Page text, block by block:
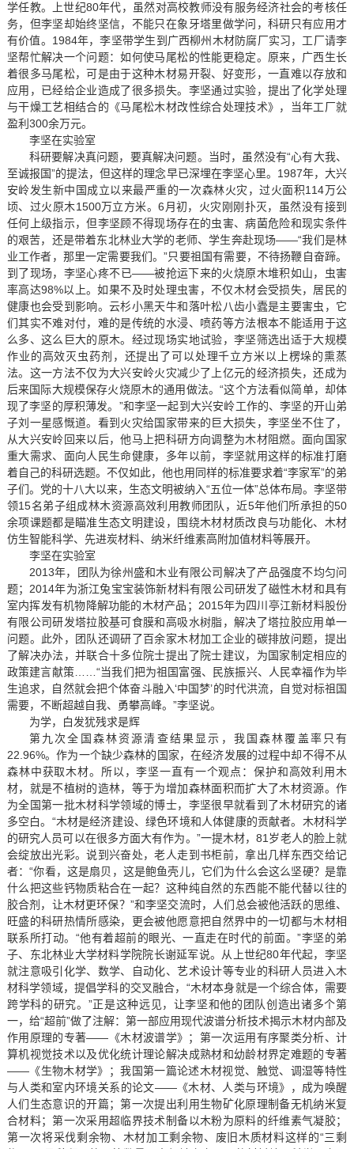
学任教。上世纪80年代，虽然对高校教师没有服务经济社会的考核任
务，但李坚却始终坚信，不能只在象牙塔里做学问，科研只有应用才
有价值。1984年，李坚带学生到广西柳州木材防腐厂实习，工厂请李
坚帮忙解决一个问题：如何使马尾松的性能更稳定。原来，广西生长
着很多马尾松，可是由于这种木材易开裂、好变形，一直难以存放和
应用，已经给企业造成了很多损失。李坚通过实验，提出了化学处理
与干燥工艺相结合的《马尾松木材改性综合处理技术》，当年工厂就
盈利300余万元。
李坚在实验室
科研要解决真问题，要真解决问题。当时，虽然没有“心有大我、
至诚报国”的提法，但这样的理念早已深埋在李坚心里。1987年，大兴
安岭发生新中国成立以来最严重的一次森林火灾，过火面积114万公
顷、过火原木1500万立方米。6月初，火灾刚刚扑灭，虽然没有接到
任何上级指示，但李坚顾不得现场存在的虫害、病菌危险和现实条件
的艰苦，还是带着东北林业大学的老师、学生奔赴现场——“我们是林
业工作者，那里一定需要我们。”只要祖国有需要，不待扬鞭自奋蹄。
到了现场，李坚心疼不已——被抢运下来的火烧原木堆积如山，虫害
率高达98%以上。如果不及时处理虫害，不仅木材会受损失，居民的
健康也会受到影响。云杉小黑天牛和落叶松八齿小蠹是主要害虫，它
们其实不难对付，难的是传统的水浸、喷药等方法根本不能适用于这
么多、这么巨大的原木。经过现场实地试验，李坚筛选出适于大规模
作业的高效灭虫药剂，还提出了可以处理千立方米以上楞垛的熏蒸
法。这一方法不仅为大兴安岭火灾减少了上亿元的经济损失，还成为
后来国际大规模保存火烧原木的通用做法。“这个方法看似简单，却体
现了李坚的厚积薄发。”和李坚一起到大兴安岭工作的、李坚的开山弟
子刘一星感慨道。看到火灾给国家带来的巨大损失，李坚坐不住了，
从大兴安岭回来以后，他马上把科研方向调整为木材阻燃。面向国家
重大需求、面向人民生命健康，多年以前，李坚就用这样的标准打磨
着自己的科研选题。不仅如此，他也用同样的标准要求着“李家军”的弟
子们。党的十八大以来，生态文明被纳入“五位一体”总体布局。李坚带
领15名弟子组成林木资源高效利用教师团队，近5年他们所承担的50
余项课题都是瞄准生态文明建设，围绕木材材质改良与功能化、木材
仿生智能科学、先进炭材料、纳米纤维素高附加值材料等展开。
李坚在实验室
2013年，团队为徐州盛和木业有限公司解决了产品强度不均匀问
题；2014年为浙江兔宝宝装饰新材料有限公司研发了磁性木材和具有
室内挥发有机物降解功能的木材产品；2015年为四川亭江新材料股份
有限公司研发塔拉胶基可食膜和高吸水树脂，解决了塔拉胶应用单一
问题。此外，团队还调研了百余家木材加工企业的碳排放问题，提出
了解决办法，并联合十多位院士提出了院士建议，为国家制定相应的
政策建言献策……“当我们把为祖国富强、民族振兴、人民幸福作为毕
生追求，自然就会把个体奋斗融入‘中国梦’的时代洪流，自觉对标祖国
需要，不断超越自我、勇攀高峰。”李坚说。
为学，白发犹残求是辉
第九次全国森林资源清查结果显示，我国森林覆盖率只有
22.96%。作为一个缺少森林的国家，在经济发展的过程中却不得不从
森林中获取木材。所以，李坚一直有一个观点：保护和高效利用木
材，就是不植树的造林，等于为增加森林面积而扩大了木材资源。作
为全国第一批木材科学领域的博士，李坚很早就看到了木材研究的诸
多空白。“木材是经济建设、绿色环境和人体健康的贡献者。木材科学
的研究人员可以在很多方面大有作为。”一提木材，81岁老人的脸上就
会绽放出光彩。说到兴奋处，老人走到书柜前，拿出几样东西交给记
者：“你看，这是扇贝，这是鲍鱼壳儿，它们为什么会这么坚硬？是靠
什么把这些钙物质粘合在一起？这种纯自然的东西能不能代替以往的
胶合剂，让木材更环保？”和李坚交流时，人们总会被他活跃的思维、
旺盛的科研热情所感染，更会被他愿意把自然界中的一切都与木材相
联系所打动。“他有着超前的眼光、一直走在时代的前面。”李坚的弟
子、东北林业大学材料学院院长谢延军说。从上世纪80年代起，李坚
就注意吸引化学、数学、自动化、艺术设计等专业的科研人员进入木
材科学领域，提倡学科的交叉融合，“木材本身就是一个综合体，需要
跨学科的研究。”正是这种远见，让李坚和他的团队创造出诸多个第
一，给“超前”做了注解：第一部应用现代波谱分析技术揭示木材内部及
作用原理的专著——《木材波谱学》；第一次运用有序聚类分析、计
算机视觉技术以及优化统计理论解决成熟材和幼龄材界定难题的专著
——《生物木材学》；我国第一篇论述木材视觉、触觉、调湿等特性
与人类和室内环境关系的论文——《木材、人类与环境》，成为唤醒
人们生态意识的开篇；第一次提出利用生物矿化原理制备无机纳米复
合材料；第一次采用超临界技术制备以木粉为原料的纤维素气凝胶；
第一次将采伐剩余物、木材加工剩余物、废旧木质材料这样的“三剩